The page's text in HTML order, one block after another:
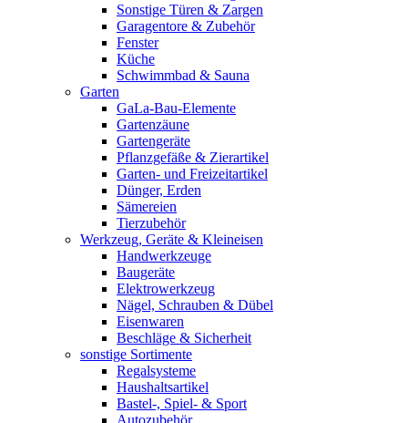
Sonstige Türen & Zargen
Garagentore & Zubehör
Fenster
Küche
Schwimmbad & Sauna
Garten
GaLa-Bau-Elemente
Gartenzäune
Gartengeräte
Pflanzgefäße & Zierartikel
Garten- und Freizeitartikel
Dünger, Erden
Sämereien
Tierzubehör
Werkzeug, Geräte & Kleineisen
Handwerkzeuge
Baugeräte
Elektrowerkzeug
Nägel, Schrauben & Dübel
Eisenwaren
Beschläge & Sicherheit
sonstige Sortimente
Regalsysteme
Haushaltsartikel
Bastel-, Spiel- & Sport
Autozubehör